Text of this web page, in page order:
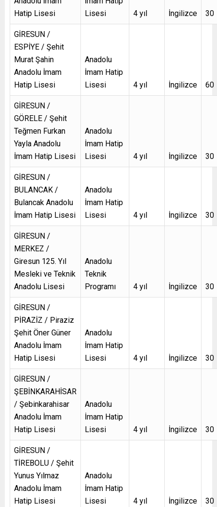
Hatip Lisesi
Lisesi
4 yıl İngilizce 30
GİRESUN /
ESPİYE / Şehit
Murat Şahin
Anadolu İmam
Hatip Lisesi
Anadolu
İmam Hatip
Lisesi
4 yıl İngilizce 60
GİRESUN /
GÖRELE / Şehit
Teğmen Furkan
Yayla Anadolu
İmam Hatip Lisesi
Anadolu
İmam Hatip
Lisesi
4 yıl İngilizce 30
GİRESUN /
BULANCAK /
Bulancak Anadolu
İmam Hatip Lisesi
Anadolu
İmam Hatip
Lisesi
4 yıl İngilizce 30
GİRESUN /
MERKEZ /
Giresun 125. Yıl
Mesleki ve Teknik
Anadolu Lisesi
Anadolu
Teknik
Programı
4 yıl İngilizce 30
GİRESUN /
PİRAZİZ / Piraziz
Şehit Öner Güner
Anadolu İmam
Hatip Lisesi
Anadolu
İmam Hatip
Lisesi
4 yıl İngilizce 30
GİRESUN /
ŞEBİNKARAHİSAR
/ Şebinkarahisar
Anadolu İmam
Hatip Lisesi
Anadolu
İmam Hatip
Lisesi
4 yıl İngilizce 30
GİRESUN /
TİREBOLU / Şehit
Yunus Yılmaz
Anadolu İmam
Hatip Lisesi
Anadolu
İmam Hatip
Lisesi
4 yıl İngilizce 30